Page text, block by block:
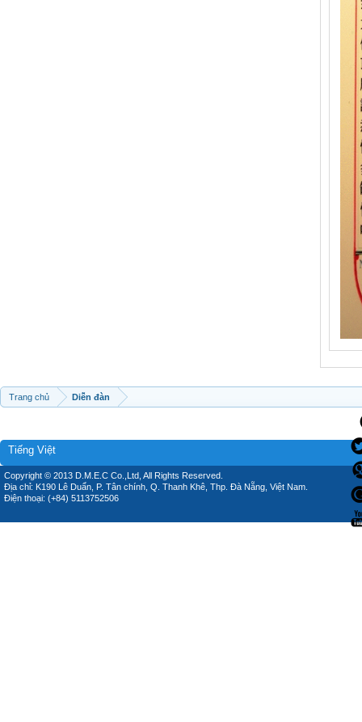
Trang chủ Diễn đàn
Tiếng Việt
Copyright © 2013 D.M.E.C Co.,Ltd, All Rights Reserved.
Địa chỉ: K190 Lê Duẩn, P. Tân chính, Q. Thanh Khê, Thp. Đà Nẵng, Việt Nam.
Điện thoại: (+84) 5113752506